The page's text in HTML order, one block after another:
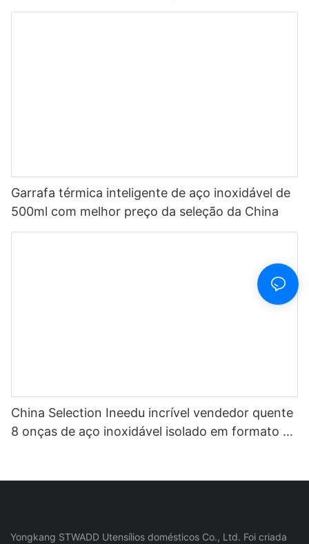
Selection 500ml com LED1
Garrafa térmica inteligente de aço inoxidável de
500ml com melhor preço da seleção da China
China Selection Ineedu incrível vendedor quente
8 onças de aço inoxidável isolado em formato de
Yongkang STWADD Utensílios domésticos Co., Ltd. Foi criada